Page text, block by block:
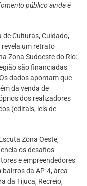
público ainda é
de Culturas, Cuidado,
revela um retrato
Zona Sudoeste do Rio:
são financiadas
dados apontam que
da venda de
dos realizadores
(editais, leis de
Zona Oeste,
os desafios
e empreendedores
da AP-4, área
da Tijuca, Recreio,